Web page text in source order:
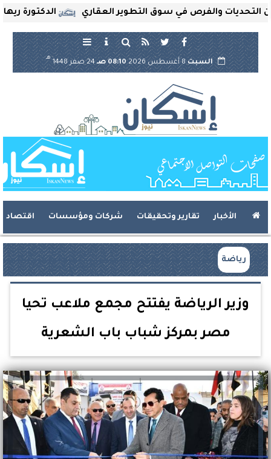
الدكتورة ريهام والفرص في سوق التطوير العقاري
السبت8 أغسطس 2026 08:10 صـ 24 صفر 1448
هـ
الأخبار تقارير وتحقيقات شركات ومؤسسات اقتصاد
رياضة
وزير الرياضة يفتتح مجمع ملاعب تحيا
مصر بمركز شباب باب الشعرية